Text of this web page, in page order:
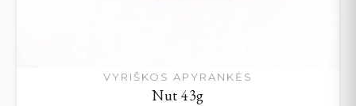
VYRIŠKOS APYRANKĖS
Nut 43g